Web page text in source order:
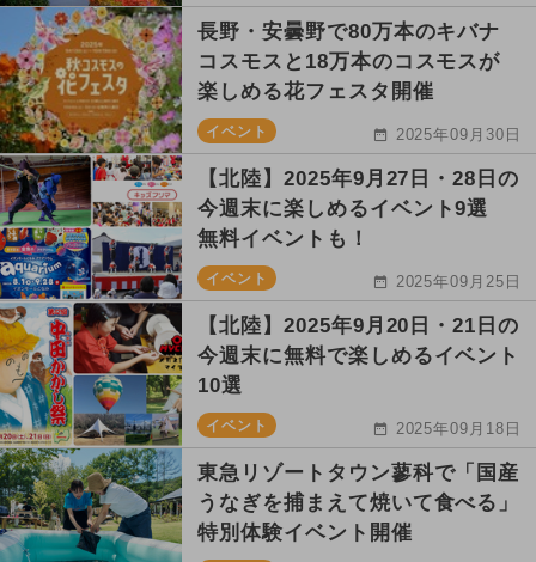
長野・安曇野で80万本のキバナ
コスモスと18万本のコスモスが
楽しめる花フェスタ開催
イベント 2025年09月30日
【北陸】2025年9月27日・28日の
今週末に楽しめるイベント9選
無料イベントも！
イベント 2025年09月25日
【北陸】2025年9月20日・21日の
今週末に無料で楽しめるイベント
10選
イベント 2025年09月18日
東急リゾートタウン蓼科で「国産
うなぎを捕まえて焼いて食べる」
特別体験イベント開催